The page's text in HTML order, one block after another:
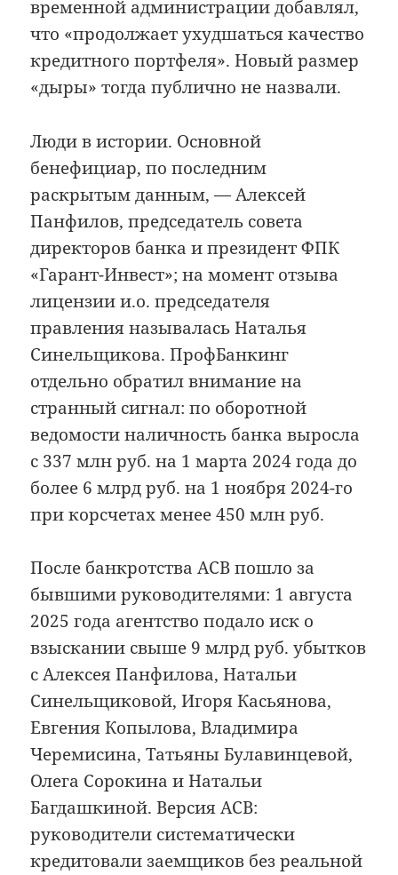
временной администрации добавлял,
что «продолжает ухудшаться качество
кредитного портфеля». Новый размер
«дыры» тогда публично не назвали.
Люди в истории. Основной
бенефициар, по последним
раскрытым данным, — Алексей
Панфилов, председатель совета
директоров банка и президент ФПК
«Гарант-Инвест»; на момент отзыва
лицензии и.о. председателя
правления называлась Наталья
Синельщикова. ПрофБанкинг
отдельно обратил внимание на
странный сигнал: по оборотной
ведомости наличность банка выросла
с 337 млн руб. на 1 марта 2024 года до
более 6 млрд руб. на 1 ноября 2024-го
при корсчетах менее 450 млн руб.
После банкротства АСВ пошло за
бывшими руководителями: 1 августа
2025 года агентство подало иск о
взыскании свыше 9 млрд руб. убытков
с Алексея Панфилова, Натальи
Синельщиковой, Игоря Касьянова,
Евгения Копылова, Владимира
Черемисина, Татьяны Булавинцевой,
Олега Сорокина и Натальи
Багдашкиной. Версия АСВ:
руководители систематически
кредитовали заемщиков без реальной